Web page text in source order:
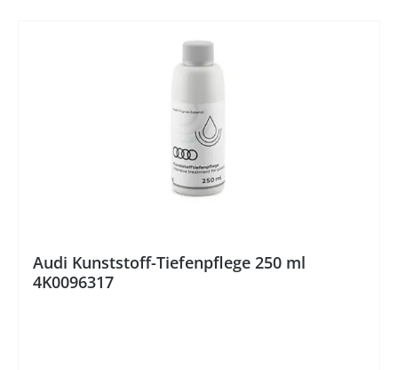
Audi Kunststoff-Tiefenpflege 250 ml
4K0096317